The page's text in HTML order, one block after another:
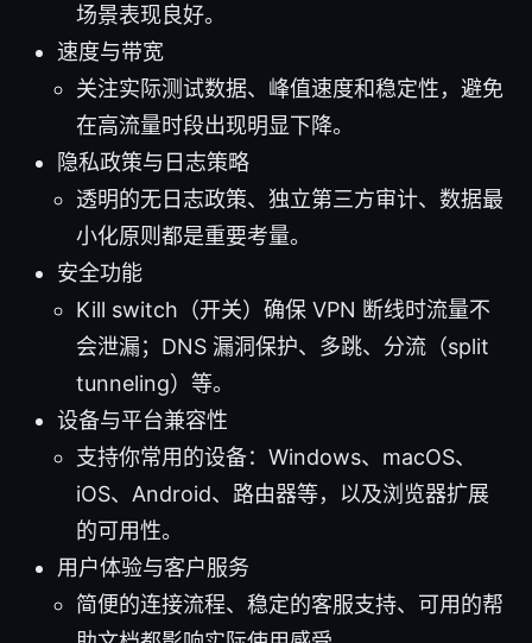
场景表现良好。
速度与带宽
关注实际测试数据、峰值速度和稳定性，避免
在高流量时段出现明显下降。
隐私政策与日志策略
透明的无日志政策、独立第三方审计、数据最
小化原则都是重要考量。
安全功能
Kill switch（开关）确保 VPN 断线时流量不
会泄漏；DNS 漏洞保护、多跳、分流（split
tunneling）等。
设备与平台兼容性
支持你常用的设备：Windows、macOS、
iOS、Android、路由器等，以及浏览器扩展
的可用性。
用户体验与客户服务
简便的连接流程、稳定的客服支持、可用的帮